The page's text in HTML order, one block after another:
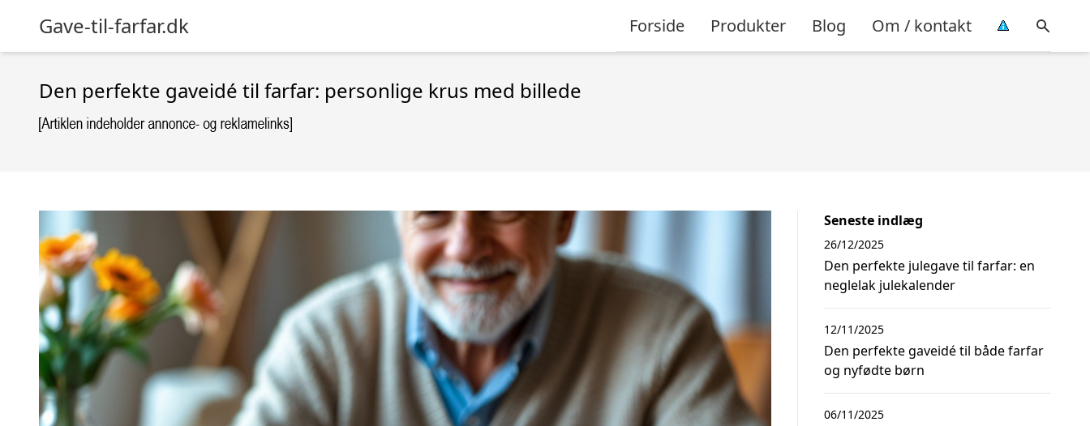
Gave-til-farfar.dk Forside Produkter Blog Om / kontakt
Den perfekte gaveidé til farfar: personlige krus med billede
Seneste indlæg
Den perfekte julegave til farfar: en
neglelak julekalender
26/12/2025
Den perfekte gaveidé til både farfar
og nyfødte børn
12/11/2025
06/11/2025